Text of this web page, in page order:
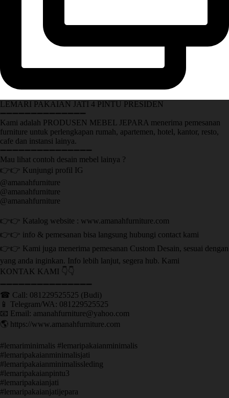
LEMARI PAKAIAN JATI 4 PINTU PRESIDEN
➖➖➖➖➖➖➖➖➖➖➖➖➖➖
Kami adalah PRODUSEN MEBEL JEPARA menerima pemesanan
furniture untuk perlengkapan rumah, apartemen, hotel, kantor, resto,
cafe dan instansi lainya.
➖➖➖➖➖➖➖➖➖➖➖➖➖➖➖
Mau lihat contoh desain mebel lainya ?
👉👉 Kunjungi profil IG
@amanahfurniture
@amanahfurniture
@amanahfurniture
👉👉 Katalog website : www.amanahfurniture.com
👉👉 info & pemesanan bisa langsung hubungi contact kami
👉👉 Kami juga menerima pemesanan Custom Desain, sesuai dengan
yang anda inginkan. Info lebih lanjut, segera hub. Kami
KONTAK KAMI 👇👇
➖➖➖➖➖➖➖➖➖➖➖➖➖➖➖ ㅤ
☎ Call: 081229525525 (Budi)
📱 Telegram/WA: 081229525525
📧 Email: amanahfurniture@yahoo.com
🌎 https://www.amanahfurniture.com
#lemariminimalis #lemaripakaianminimalis
#lemaripakaianminimalisjati
#lemaripakaianminimalissleding
#lemaripakaianpintu3
#lemaripakaianjati
#lemaripakaianjatijepara